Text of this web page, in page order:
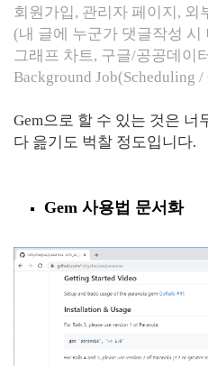
회원가입, 관리자 페이지, 외
(내 글에 누군가 댓글작성 시
그래프 차트, 구글/공공데이
Background Job(Scheduling
Gem으로 할 수 있는 것은
다 읊기도 벅찰 정도입니다.
Gem 사용법 문서화